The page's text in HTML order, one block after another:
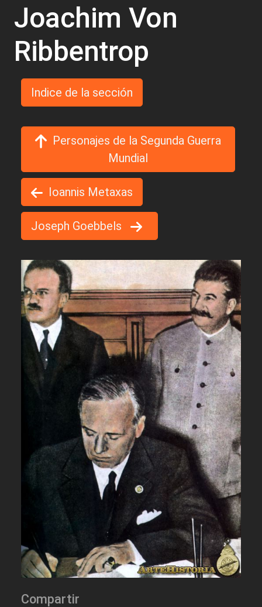
Joachim Von
Ribbentrop
Indice de la sección
Personajes de la Segunda Guerra
Mundial
Ioannis Metaxas
Joseph Goebbels
Compartir